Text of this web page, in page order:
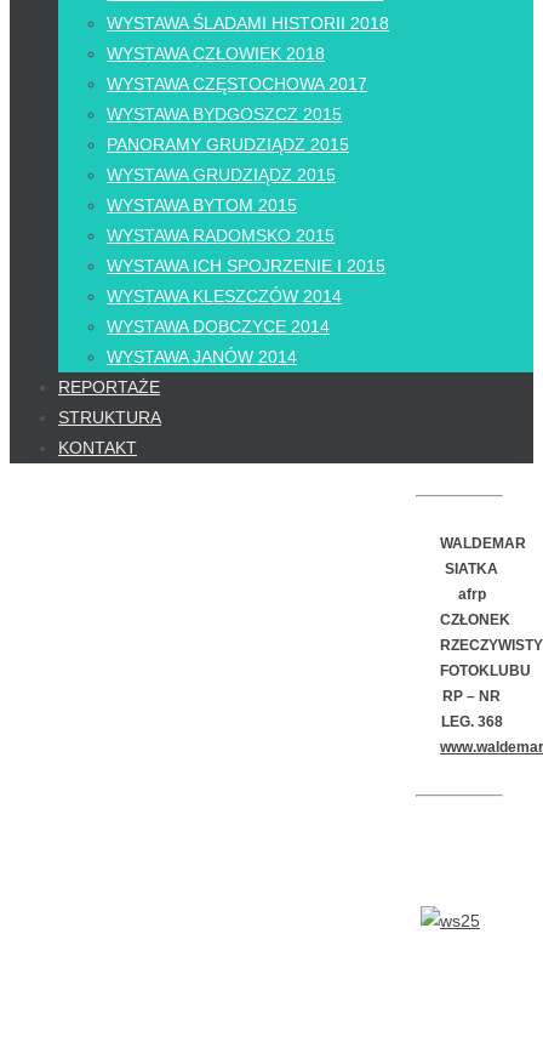
WYSTAWA ŚLADAMI HISTORII 2018
WYSTAWA CZŁOWIEK 2018
WYSTAWA CZĘSTOCHOWA 2017
WYSTAWA BYDGOSZCZ 2015
PANORAMY GRUDZIĄDZ 2015
WYSTAWA GRUDZIĄDZ 2015
WYSTAWA BYTOM 2015
WYSTAWA RADOMSKO 2015
WYSTAWA ICH SPOJRZENIE I 2015
WYSTAWA KLESZCZÓW 2014
WYSTAWA DOBCZYCE 2014
WYSTAWA JANÓW 2014
REPORTAŻE
STRUKTURA
KONTAKT
WALDEMAR
SIATKA
afrp
CZŁONEK
RZECZYWISTY
FOTOKLUBU
RP – NR
LEG. 368